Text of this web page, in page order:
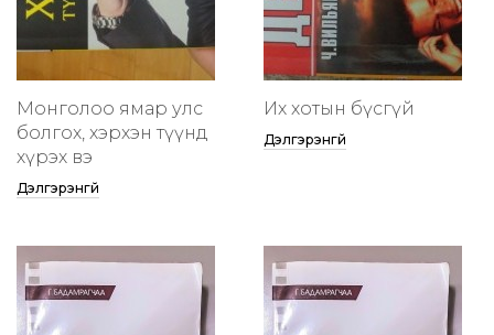
Монголоо ямар улс
болгох, хэрхэн түүнд
хүрэх вэ
Дэлгэрэнгүй
Их хотын бүсгүй
Дэлгэрэнгүй